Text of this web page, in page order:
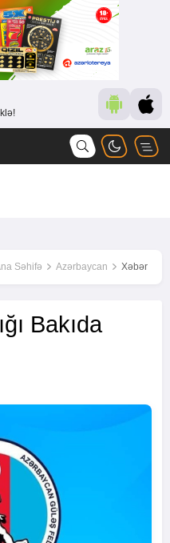
Səhifə Azərbaycan Xəbər
Bakıda